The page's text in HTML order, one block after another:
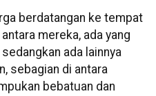
berdatangan ke tempat
mereka, ada yang
ada lainnya
sebagian di antara
bebatuan dan